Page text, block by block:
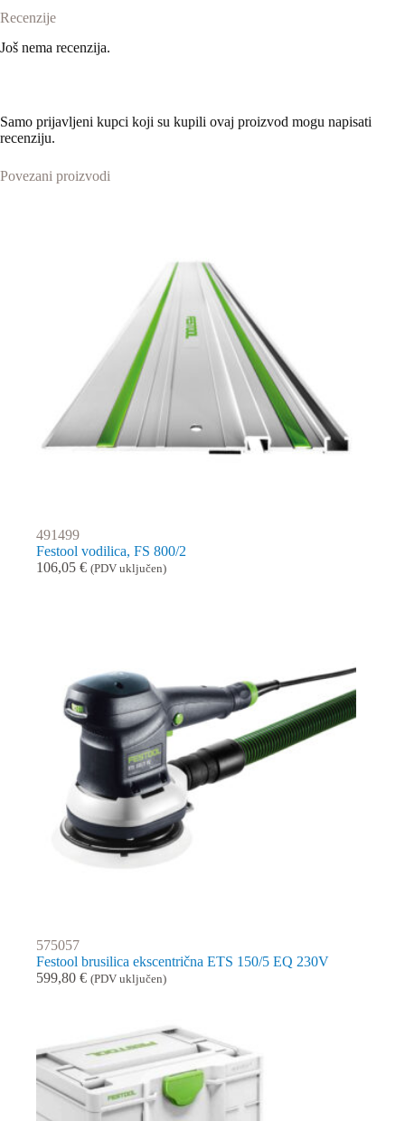
Recenzije
Još nema recenzija.
Samo prijavljeni kupci koji su kupili ovaj proizvod mogu napisati
recenziju.
Povezani proizvodi
491499
Festool vodilica, FS 800/2
106,05 € (PDV uključen)
575057
Festool brusilica ekscentrična ETS 150/5 EQ 230V
599,80 € (PDV uključen)